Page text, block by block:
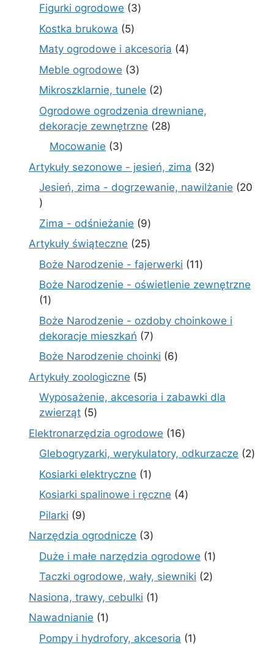
Figurki ogrodowe 33
Kostka brukowa 55
produktów
Maty ogrodowe i akcesoria 44
Meble ogrodowe 33
produkty
Mikroszklarnie, tunele 22
produkty
Ogrodowe ogrodzenia drewniane,
dekoracje zewnętrzne
2828
Mocowanie 33
produkty
Artykuły sezonowe - jesień, zima 3232
produkty
Jesień, zima - dogrzewanie, nawilżanie
20
20
produktów
Zima - odśnieżanie 99
produktów
Artykuły świąteczne 2525
produktów
Boże Narodzenie - fajerwerki 1111
produktów
Boże Narodzenie - oświetlenie zewnętrzne
11
produkt
Boże Narodzenie - ozdoby choinkowe i
dekoracje mieszkań 77
produktów
Boże Narodzenie choinki 66
Artykuły zoologiczne 55
produktów
Wyposażenie, akcesoria i zabawki dla
zwierząt 55
produktów
Elektronarzędzia ogrodowe 1616
produktów
Glebogryzarki, werykulatory, odkurzacze 22
Kosiarki elektryczne 11
produkt
Kosiarki spalinowe i ręczne 44
Pilarki 99
produktów
Narzędzia ogrodnicze 33
produkty
Duże i małe narzędzia ogrodowe 11
Taczki ogrodowe, wały, siewniki 22
Nasiona, trawy, cebulki 11
Nawadnianie 11
produkt
Pompy i hydrofory, akcesoria 11